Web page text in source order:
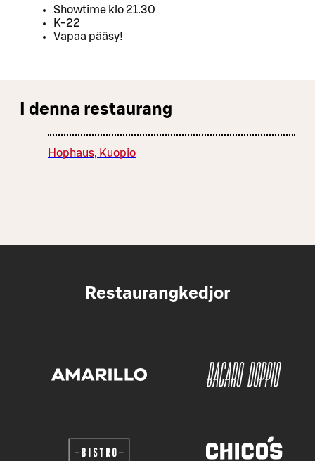
Showtime klo 21.30
K-22
Vapaa pääsy!
I denna restaurang
Hophaus, Kuopio
Restaurangkedjor